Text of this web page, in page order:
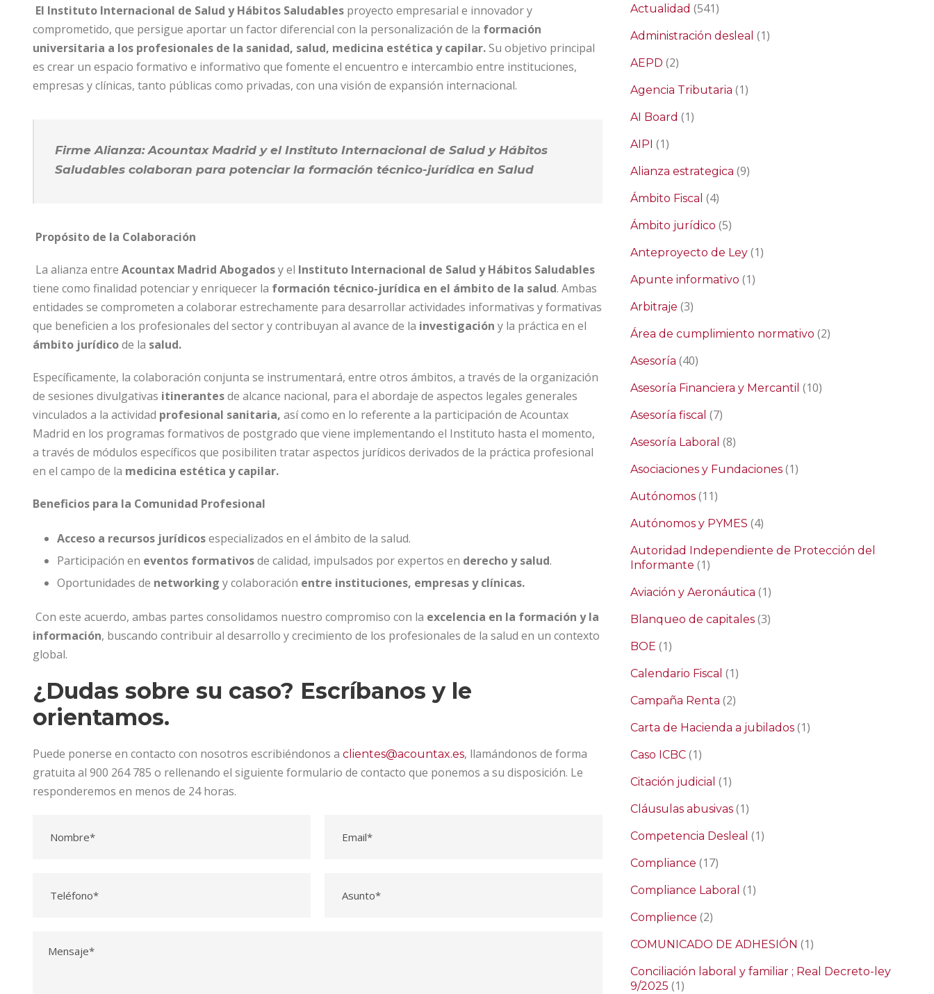
El Instituto Internacional de Salud y Hábitos Saludables proyecto empresarial e innovador y
comprometido, que persigue aportar un factor diferencial con la personalización de la formación
universitaria a los profesionales de la sanidad, salud, medicina estética y capilar.Su objetivo principal
es crear un espacio formativo e informativo que fomente el encuentro e intercambio entre instituciones,
empresas y clínicas, tanto públicas como privadas, con una visión de expansión internacional.
Firme Alianza: Acountax Madrid y el Instituto Internacional de Salud y Hábitos
Saludables colaboran para potenciar la formación técnico-jurídica en Salud
Propósito de la Colaboración
La alianza entre Acountax Madrid Abogadosy el Instituto Internacional de Salud y Hábitos Saludables
tiene como finalidad potenciar y enriquecer la formación técnico-jurídica en el ámbito de la salud. Ambas
entidades se comprometen a colaborar estrechamente para desarrollar actividades informativas y formativas
que beneficien a los profesionales del sector y contribuyan al avance de la investigación y la práctica en el
ámbito jurídicode la salud.
Específicamente, la colaboración conjunta se instrumentará, entre otros ámbitos, a través de la organización
de sesiones divulgativas itinerantesde alcance nacional, para el abordaje de aspectos legales generales
vinculados a la actividad profesional sanitaria, así como en lo referente a la participación de Acountax
Madrid en los programas formativos de postgrado que viene implementando el Instituto hasta el momento,
a través de módulos específicos que posibiliten tratar aspectos jurídicos derivados de la práctica profesional
en el campo de la medicina estética y capilar.
Beneficios para la Comunidad Profesional
Acceso a recursos jurídicosespecializados en el ámbito de la salud.
Participación en eventos formativosde calidad, impulsados por expertos en derecho y salud.
Oportunidades de networking y colaboración entre instituciones, empresas y clínicas.
Con este acuerdo, ambas partes consolidamos nuestro compromiso con la excelencia en la formación y la
información, buscando contribuir al desarrollo y crecimiento de los profesionales de la salud en un contexto
global.
¿Dudas sobre su caso? Escríbanos y le
orientamos.
Puede ponerse en contacto con nosotros escribiéndonos a clientes@acountax.es, llamándonos de forma
gratuita al 900 264 785 o rellenando el siguiente formulario de contacto que ponemos a su disposición. Le
responderemos en menos de 24 horas.
Actualidad (541)
Administración desleal (1)
AEPD (2)
Agencia Tributaria (1)
AI Board (1)
AIPI (1)
Alianza estrategica (9)
Ámbito Fiscal (4)
Ámbito jurídico (5)
Anteproyecto de Ley (1)
Apunte informativo (1)
Arbitraje (3)
Área de cumplimiento normativo (2)
Asesoría (40)
Asesoría Financiera y Mercantil (10)
Asesoría fiscal (7)
Asesoría Laboral (8)
Asociaciones y Fundaciones (1)
Autónomos (11)
Autónomos y PYMES (4)
Autoridad Independiente de Protección del
Informante (1)
Aviación y Aeronáutica (1)
Blanqueo de capitales (3)
BOE (1)
Calendario Fiscal (1)
Campaña Renta (2)
Carta de Hacienda a jubilados (1)
Caso ICBC (1)
Citación judicial (1)
Cláusulas abusivas (1)
Competencia Desleal (1)
Compliance (17)
Compliance Laboral (1)
Complience (2)
COMUNICADO DE ADHESIÓN (1)
Conciliación laboral y familiar ; Real Decreto-ley
9/2025 (1)